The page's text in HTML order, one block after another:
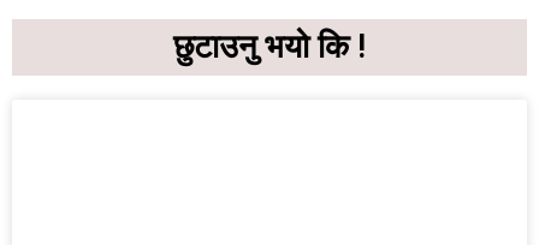
छुटाउनु भयो कि !